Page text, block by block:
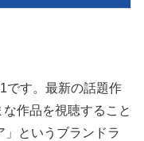
です。最新の話題作
作品を視聴すること
というブランドラ